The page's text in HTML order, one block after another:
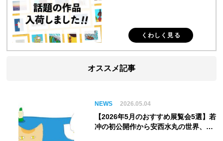
くわしく見る
オススメ記事
NEWS 2026.05.04
【2026年5月のおすすめ展覧会5選】若
冲の初公開作から安西水丸の世界、そ